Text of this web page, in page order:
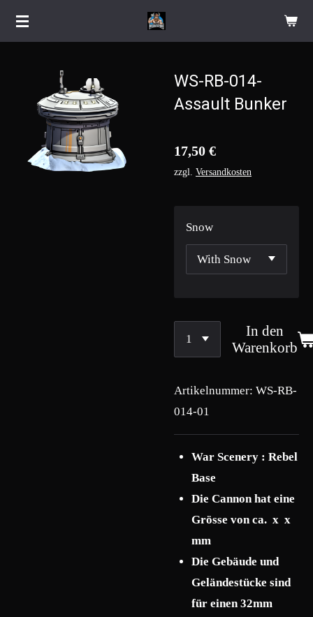
Zum
WS-RB-014-
Assault Bunker
17,50 €
zzgl. Versandkosten
Snow
In den
Warenkorb
Artikelnummer: WS-RB-
014-01
War Scenery : Rebel
Base
Die Cannon hat eine
Grösse von ca. x x
mm
Die Gebäude und
Geländestücke sind
für einen 32mm